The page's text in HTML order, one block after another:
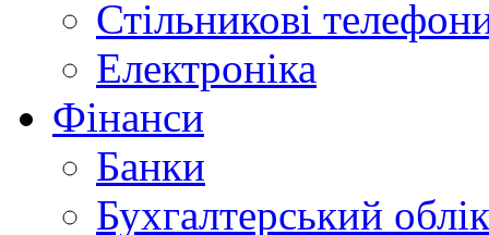
Стільникові
Електроніка
Фінанси
Банки
Бухгалтерський облік